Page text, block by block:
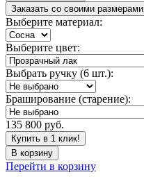
Заказать со своими размерами
Выберите материал:
Выберите цвет:
Выбрать ручку (6 шт.):
Браширование (старение):
135 800 руб.
Купить в 1 клик!
В корзину
Перейти в корзину